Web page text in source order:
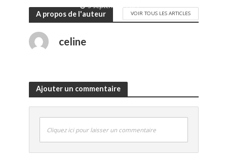
3 septembre 2021
A propos de l'auteur VOIR TOUS LES ARTICLES
celine
Ajouter un commentaire
Cliquez ici pour laisser un commentaire